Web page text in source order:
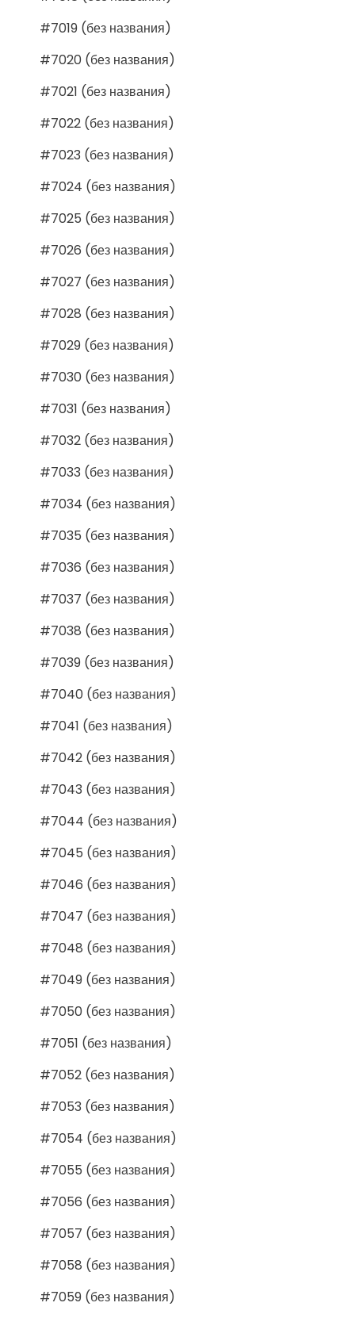
#7019 (без названия)
#7020 (без названия)
#7021 (без названия)
#7022 (без названия)
#7023 (без названия)
#7024 (без названия)
#7025 (без названия)
#7026 (без названия)
#7027 (без названия)
#7028 (без названия)
#7029 (без названия)
#7030 (без названия)
#7031 (без названия)
#7032 (без названия)
#7033 (без названия)
#7034 (без названия)
#7035 (без названия)
#7036 (без названия)
#7037 (без названия)
#7038 (без названия)
#7039 (без названия)
#7040 (без названия)
#7041 (без названия)
#7042 (без названия)
#7043 (без названия)
#7044 (без названия)
#7045 (без названия)
#7046 (без названия)
#7047 (без названия)
#7048 (без названия)
#7049 (без названия)
#7050 (без названия)
#7051 (без названия)
#7052 (без названия)
#7053 (без названия)
#7054 (без названия)
#7055 (без названия)
#7056 (без названия)
#7057 (без названия)
#7058 (без названия)
#7059 (без названия)